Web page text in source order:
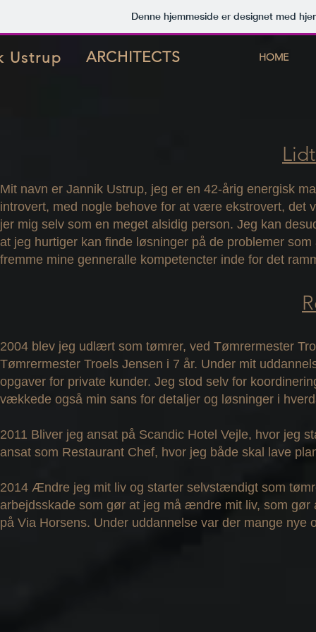
Denne hjemmeside er designet med
Ustrup ARCHITECTS HOME
Mit navn er Jannik Ustrup, jeg er en 42-årig energisk
introvert, med nogle behove for at være ekstrovert, det
jer mig selv som en meget alsidig person. Jeg kan
at jeg hurtiger kan finde løsninger på de problemer
fremme mine genneralle kompetencter inde for det
2004 blev jeg udlært som tømrer, ved Tømrermester
Tømrermester Troels Jensen i 7 år. Under mit
opgaver for private kunder. Jeg stod selv for
vækkede også min sans for detaljer og løsninger i
2011 Bliver jeg ansat på Scandic Hotel Vejle, hvor jeg
ansat som Restaurant Chef, hvor jeg både skal lave
2014 Ændre jeg mit liv og starter selvstændigt som
arbejdsskade som gør at jeg må ændre mit liv, som
på Via Horsens. Under uddannelse var der mange